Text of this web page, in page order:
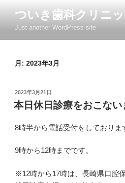
ン
ついき歯科クリニ
Just another WordPress site
月: 2023年3月
投
稿
日:
2023年3月21日
本日休日診療をおこない
8時半から電話受付をしておりま
9時から12時までです。
※12時から17時は、長崎県口腔